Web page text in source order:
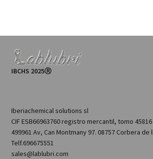
IBCHS 2025Ⓡ
Iberiachemical solutions sl
CIF ESB66963760 registro mercantil, tomo
499961 Av, Can Montmany 97. 08757 Corbera
Telf.696675551
sales@lablubri.com